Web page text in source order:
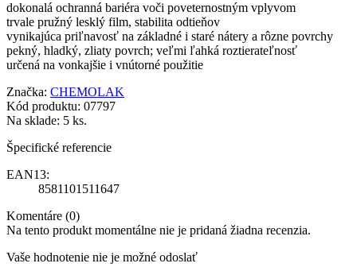
dokonalá ochranná bariéra voči poveternostným vplyvom
trvale pružný lesklý film, stabilita odtieňov
vynikajúca priľnavosť na základné i staré nátery a rôzne povrchy
pekný, hladký, zliaty povrch; veľmi ľahká roztierateľnosť
určená na vonkajšie i vnútorné použitie
Značka: CHEMOLAK
Kód produktu: 07797
Na sklade: 5 ks.
Špecifické referencie
EAN13:
8581101511647
Komentáre (0)
Na tento produkt momentálne nie je pridaná žiadna recenzia.
Vaše hodnotenie nie je možné odoslať